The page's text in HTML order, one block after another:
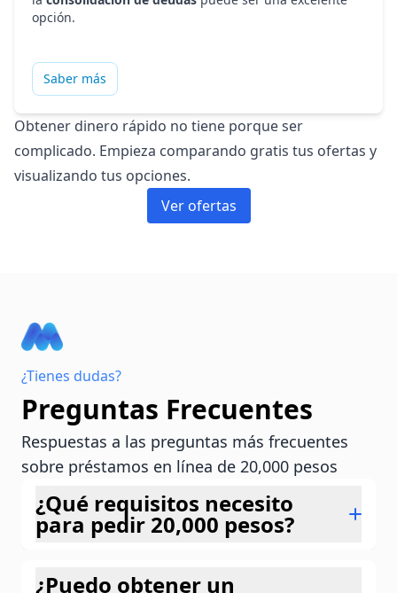
opción.
Saber más
Obtener dinero rápido no tiene porque ser
complicado. Empieza comparando gratis tus ofertas y
visualizando tus opciones.
Ver ofertas
¿Tienes dudas?
Preguntas Frecuentes
Respuestas a las preguntas más frecuentes
sobre préstamos en línea de 20,000 pesos
¿Qué requisitos necesito
para pedir 20,000 pesos?
¿Puedo obtener un